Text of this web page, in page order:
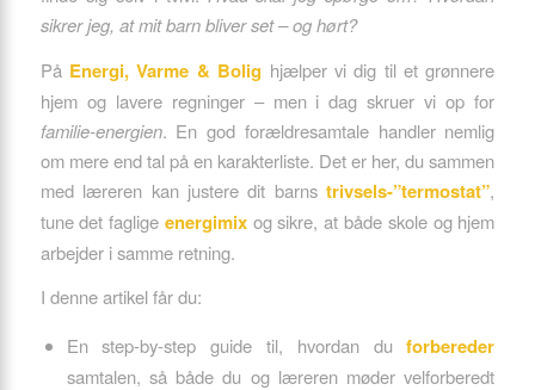
sikrer jeg, at mit barn bliver set – og hørt?
På Energi, Varme & Bolig hjælper vi dig til et grønnere
hjem og lavere regninger – men i dag skruer vi op for
familie-energien. En god forældresamtale handler nemlig
om mere end tal på en karakterliste. Det er her, du sammen
med læreren kan justere dit barnstrivsels-”termostat”,
tune det faglige energimixog sikre, at både skole og hjem
arbejder i samme retning.
I denne artikel får du:
En step-by-step guide til, hvordan duforbereder
samtalen, så både du og læreren møder velforberedt